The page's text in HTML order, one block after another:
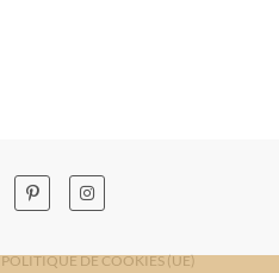
POLITIQUE DE COOKIES (UE)